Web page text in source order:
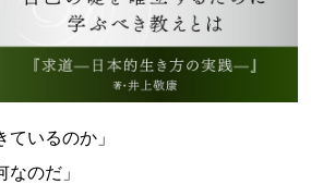
ているのか」
なのだ」